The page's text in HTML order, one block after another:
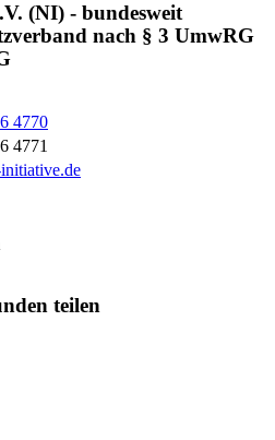
(NI) - bundesweit
nach § 3 UmwRG
4770
4771
teilen